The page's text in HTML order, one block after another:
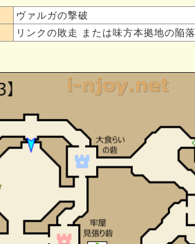
ヴァルガの撃破
リンクの敗走 または味方本拠地の陥落